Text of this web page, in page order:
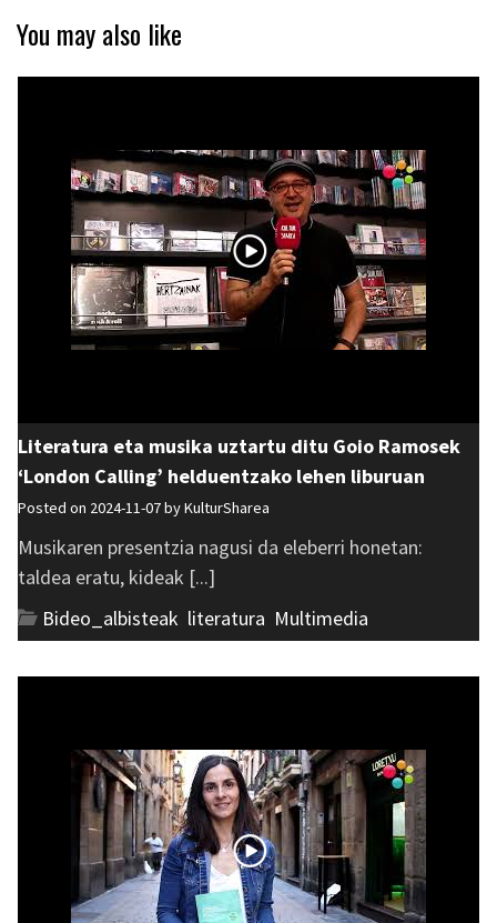
You may also like
Literatura eta musika uztartu ditu Goio Ramosek
‘London Calling’ helduentzako lehen liburuan
Posted on 2024-11-07 byKulturSharea
Musikaren presentzia nagusi da eleberri honetan:
taldea eratu, kideak [...]
Bideo_albisteak literatura Multimedia